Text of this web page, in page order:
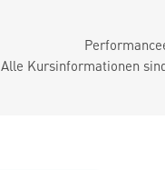
Alle Kursinformationen